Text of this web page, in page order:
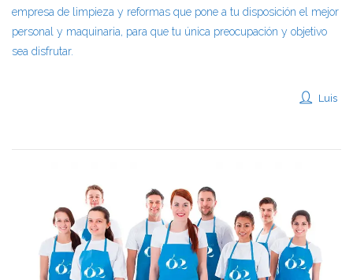
empresa de limpieza y reformas que pone a tu disposición el mejor
personal y maquinaria, para que tu única preocupación y objetivo
sea disfrutar.
Luis